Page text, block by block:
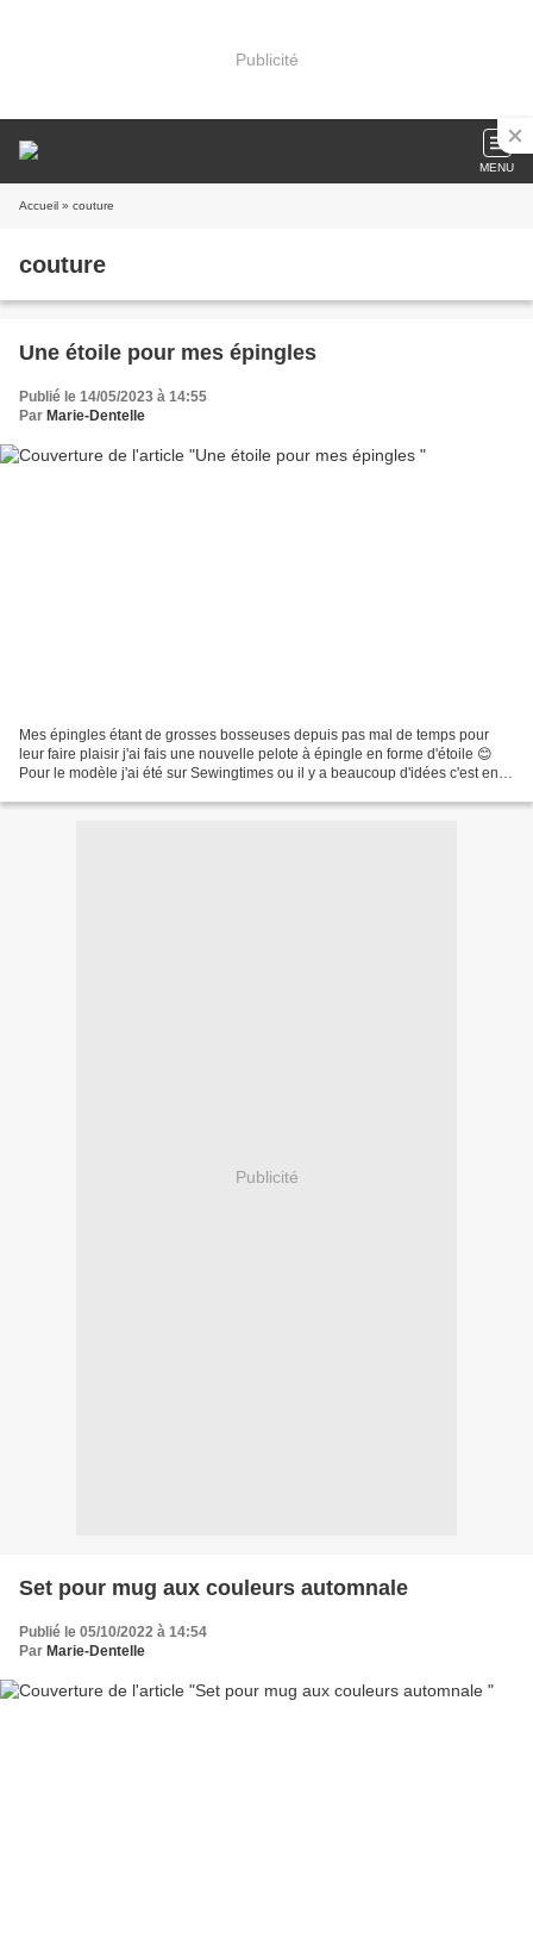
Publicité
MENU
Accueil » couture
couture
Une étoile pour mes épingles
Publié le 14/05/2023 à 14:55
Par Marie-Dentelle
Mes épingles étant de grosses bosseuses depuis pas mal de temps pour
leur faire plaisir j'ai fais une nouvelle pelote à épingle en forme d'étoile 😊
Pour le modèle j'ai été sur Sewingtimes ou il y a beaucoup d'idées c'est en
Publicité
Set pour mug aux couleurs automnale
Publié le 05/10/2022 à 14:54
Par Marie-Dentelle